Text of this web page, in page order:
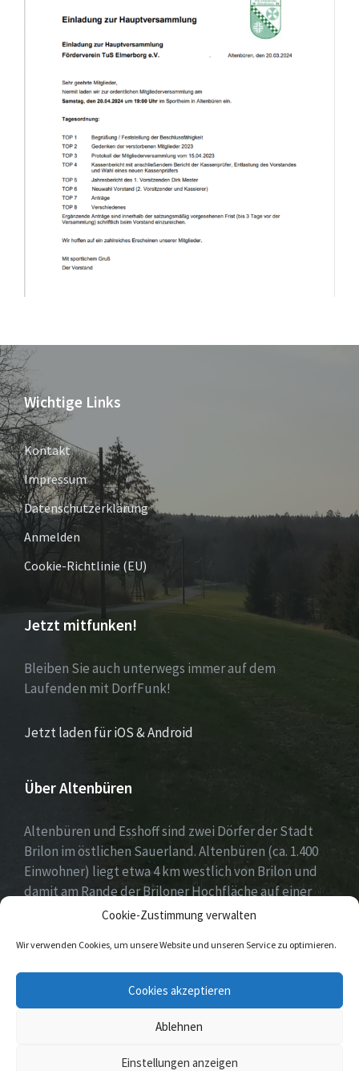
Cookie-Zustimmung verwalten
Wir verwenden Cookies, um unsere Website und unseren Service zu optimieren.
Cookies akzeptieren
Ablehnen
Einstellungen anzeigen
Wichtige Links
Kontakt
Impressum
Datenschutzerklärung
Anmelden
Cookie-Richtlinie (EU)
Jetzt mitfunken!
Bleiben Sie auch unterwegs immer auf dem
Laufenden mit DorfFunk!
Jetzt laden für iOS & Android
Über Altenbüren
Altenbüren und Esshoff sind zwei Dörfer der Stadt
Brilon im östlichen Sauerland. Altenbüren (ca. 1.400
Einwohner) liegt etwa 4 km westlich von Brilon und
damit am Rande der Briloner Hochfläche auf einer
Höhe von etwa 464 m ü. NN. Esshoff (ca. 80 Einwohner)
Stadt Brilon und liegt 3 km nordwestlich von
Altenbüren. Beide Dörfer zeichnen sich durch ein sehr
reges Vereinsleben aus.